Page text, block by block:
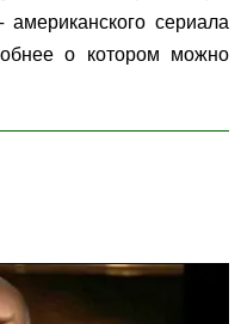
сериала
о котором можно